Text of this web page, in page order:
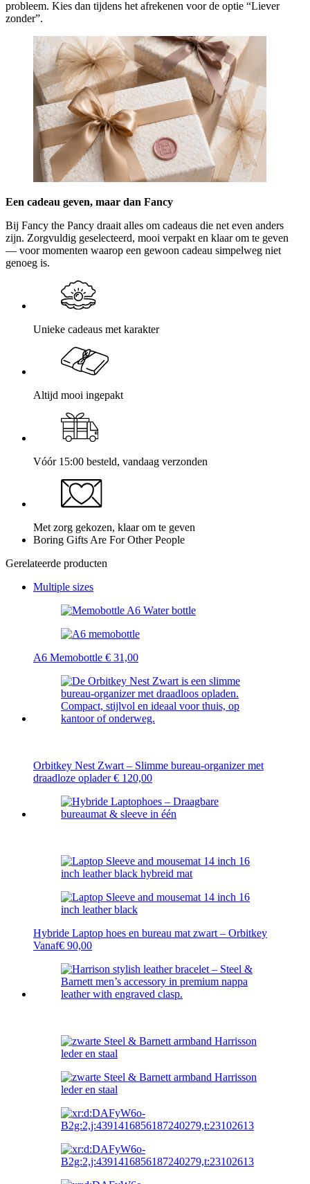
probleem. Kies dan tijdens het afrekenen voor de optie “Liever
zonder”.
Een cadeau geven, maar dan Fancy
Bij Fancy the Pancy draait alles om cadeaus die net even anders
zijn. Zorgvuldig geselecteerd, mooi verpakt en klaar om te geven
— voor momenten waarop een gewoon cadeau simpelweg niet
genoeg is.
Unieke cadeaus met karakter
Altijd mooi ingepakt
Vóór 15:00 besteld, vandaag verzonden
Met zorg gekozen, klaar om te geven
Boring Gifts Are For Other People
Gerelateerde producten
Multiple sizes
A6 Memobottle € 31,00
Orbitkey Nest Zwart – Slimme bureau-organizer met
draadloze oplader € 120,00
Hybride Laptop hoes en bureau mat zwart – Orbitkey
Vanaf€ 90,00